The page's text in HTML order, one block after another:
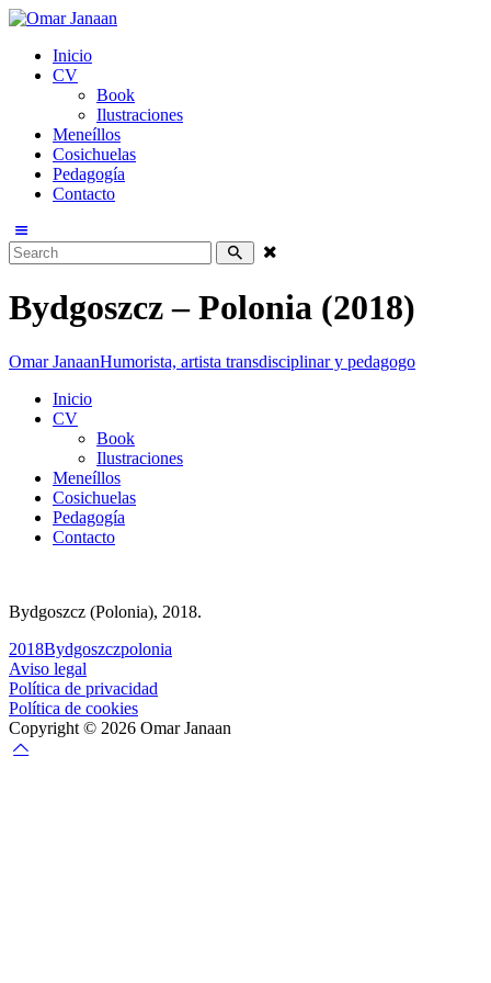
Inicio
CV
Book
Ilustraciones
Meneíllos
Cosichuelas
Pedagogía
Contacto
Bydgoszcz – Polonia (2018)
Omar JanaanHumorista, artista transdisciplinar y pedagogo
Inicio
CV
Book
Ilustraciones
Meneíllos
Cosichuelas
Pedagogía
Contacto
Bydgoszcz (Polonia), 2018.
2018Bydgoszczpolonia
Aviso legal
Política de privacidad
Política de cookies
Copyright © 2026 Omar Janaan